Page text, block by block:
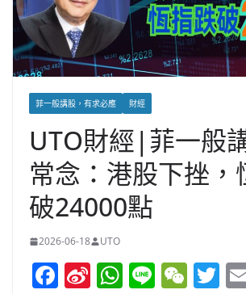
菲一般講股，有求必應 財經
UTO財經|菲一般
常念：港股下挫，
破24000點
2026-06-18 UTO
F Si W Li W T